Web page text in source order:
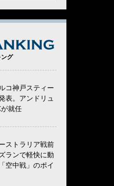
グ
コ神戸スティー
表。アンドリュ
就任
ストラリア戦前
ランで軽快に動
空中戦」のポイ